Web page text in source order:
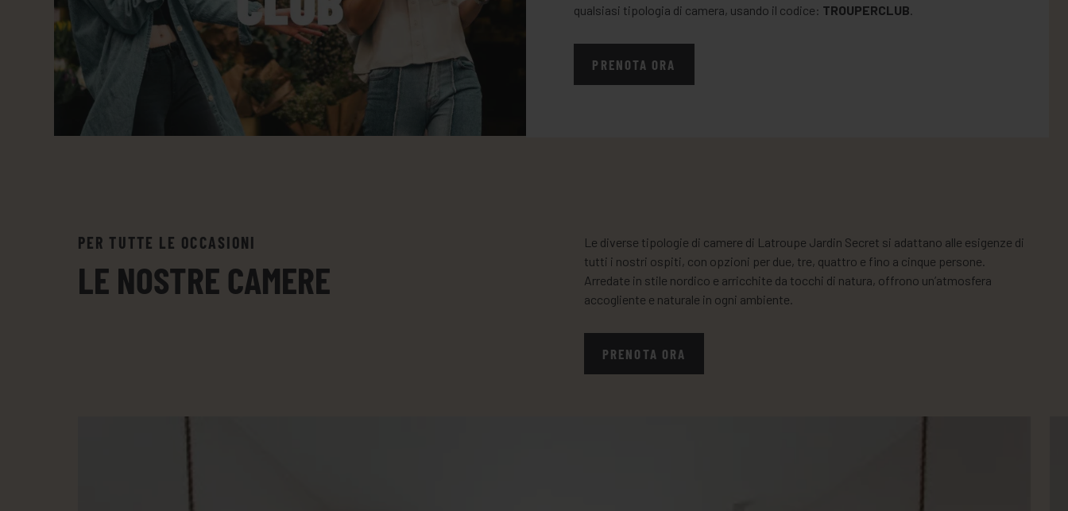
qualsiasi tipologia di camera, usando il codice: TROUPERCLUB
PRENOTA ORA
PER TUTTE LE OCCASIONI
LE NOSTRE CAMERE
Le diverse tipologie di camere di Latroupe Jardin Secret si adattano alle esigenze di
tutti i nostri ospiti, con opzioni per due, tre, quattro e fino a cinque persone.
Arredate in stile nordico e arricchite da tocchi di natura, offrono un’atmosfera
accogliente e naturale in ogni ambiente.
PRENOTA ORA